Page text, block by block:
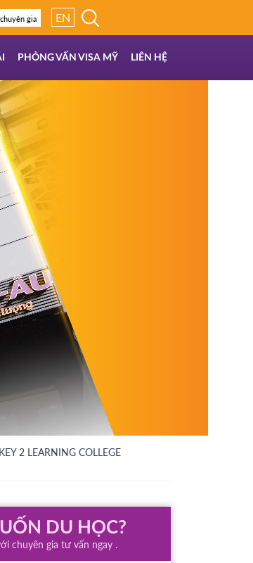
gia EN
PHỎNG VẤN VISA MỸ LIÊN HỆ
2 LEARNING COLLEGE
DU HỌC?
chuyên gia tư vấn ngay .